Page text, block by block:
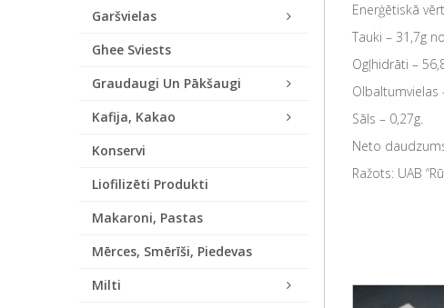
Enerģētiskā
Tauki – 31,7g
Ogļhidrāti –
Olbaltumvielas
Sāls – 0,27g.
Neto
Ražots: UAB
Garšvielas
Ghee Sviests
Graudaugi Un Pākšaugi
Kafija, Kakao
Konservi
Liofilizēti Produkti
Makaroni, Pastas
Mērces, Smērīši, Piedevas
Milti